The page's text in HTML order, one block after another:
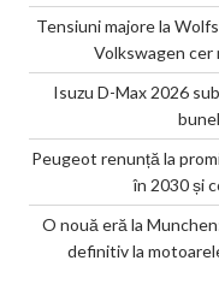
Tensiuni majore la
Volkswagen
Isuzu D-Max 2026
Peugeot renunță la
în 2030 și
O nouă eră la
definitiv la